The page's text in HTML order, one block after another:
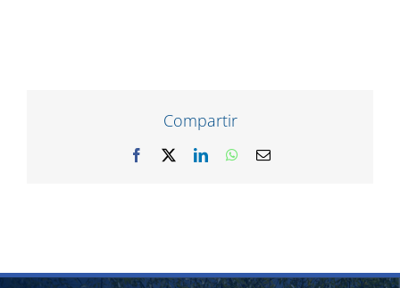
Compartir
Facebook LinkedInWhatsApp
Correo